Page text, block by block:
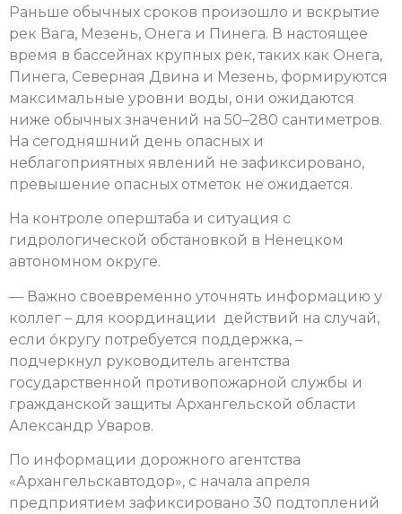
Раньше обычных сроков произошло и вскрытие
рек Вага, Мезень, Онега и Пинега. В настоящее
время в бассейнах крупных рек, таких как Онега,
Пинега, Северная Двина и Мезень, формируются
максимальные уровни воды, они ожидаются
ниже обычных значений на 50–280 сантиметров.
На сегодняшний день опасных и
неблагоприятных явлений не зафиксировано,
превышение опасных отметок не ожидается.
На контроле оперштаба и ситуация с
гидрологической обстановкой в Ненецком
автономном округе.
— Важно своевременно уточнять информацию у
коллег – для координации действий на случай,
если о́кругу потребуется поддержка, –
подчеркнул руководитель агентства
государственной противопожарной службы и
гражданской защиты Архангельской области
Александр Уваров.
По информации дорожного агентства
«Архангельскавтодор», с начала апреля
предприятием зафиксировано 30 подтоплений